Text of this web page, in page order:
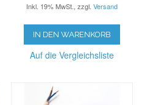
Inkl. 19% MwSt. ,zzgl.Versand
IN DEN WARENKORB
Auf die Vergleichsliste